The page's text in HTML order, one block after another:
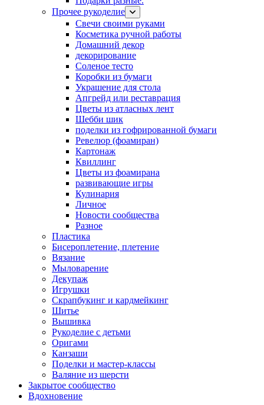
Прочее рукоделие
Свечи своими руками
Косметика ручной работы
Домашний декор
декорирование
Соленое тесто
Коробки из бумаги
Украшение для стола
Апгрейд или реставрация
Цветы из атласных лент
Шебби шик
поделки из гофрированной бумаги
Ревелюр (фоамиран)
Картонаж
Квиллинг
Цветы из фоамирана
развивающие игры
Кулинария
Личное
Новости сообщества
Разное
Пластика
Бисероплетение, плетение
Вязание
Мыловарение
Декупаж
Игрушки
Скрапбукинг и кардмейкинг
Шитье
Вышивка
Рукоделие с детьми
Оригами
Канзаши
Поделки и мастер-классы
Валяние из шерсти
Закрытое сообщество
Вдохновение